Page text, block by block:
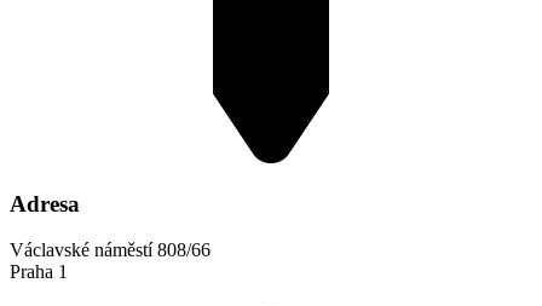
Adresa
Václavské náměstí 808/66
Praha 1